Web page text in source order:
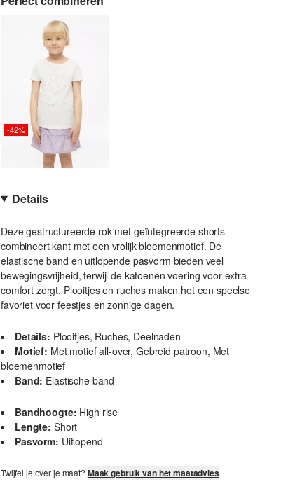
-42%
Details
Deze gestructureerde rok met geïntegreerde shorts
combineert kant met een vrolijk bloemenmotief. De
elastische band en uitlopende pasvorm bieden veel
bewegingsvrijheid, terwijl de katoenen voering voor extra
comfort zorgt. Plooitjes en ruches maken het een speelse
favoriet voor feestjes en zonnige dagen.
Details: Plooitjes, Ruches, Deelnaden
Motief: Met motief all-over, Gebreid patroon, Met
bloemenmotief
Band: Elastische band
Bandhoogte: High rise
Lengte: Short
Pasvorm: Uitlopend
Twijfel je over je maat? Maak gebruik van het maatadvies